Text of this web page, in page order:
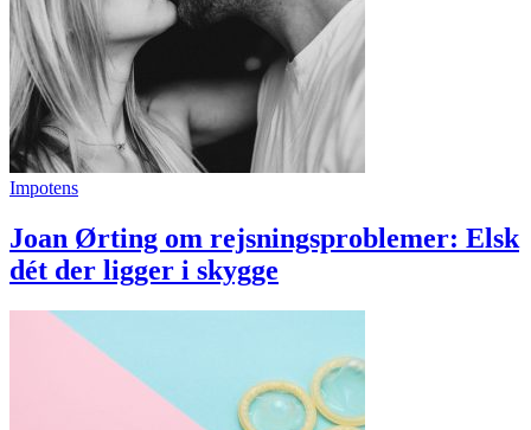
Impotens
Joan Ørting om rejsningsproblemer: Elsk
dét der ligger i skygge